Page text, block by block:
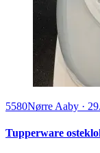
5580Nørre Aaby ·
Tupperware